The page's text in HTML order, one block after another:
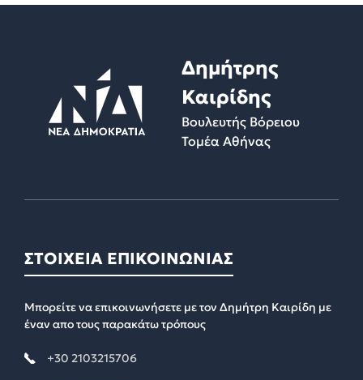
Δημήτρης
Καιρίδης
Βουλευτής Βόρειου
Τομέα Αθήνας
ΣΤΟΙΧΕΙΑ ΕΠΙΚΟΙΝΩΝΙΑΣ
Μπορείτε να επικοινωνήσετε με τον Δημήτρη Καιρίδη με
έναν απο τους παρακάτω τρόπους
+30 2103215706